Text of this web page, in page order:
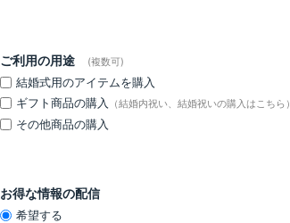
ご利用の用途 (複数可)
結婚式用のアイテムを購入
ギフト商品の購入
（結婚内祝い、結婚祝いの購入はこちら）
その他商品の購入
お得な情報の配信
希望する